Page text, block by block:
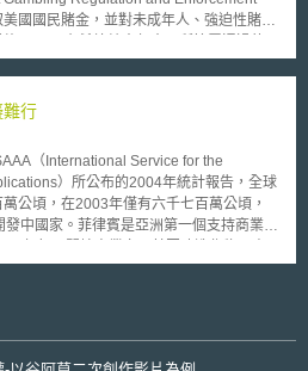
可則由總檢察長依個案酌情例外核准。
）、盡職調查（due diligence）、
，該規則定有民事罰款（37萬美金以
國國民賭金，並對未成年人、強迫性賭
付款給美國司法管轄權外約2300家的賭
不止於此，WTO也稍早議決美國的此限
的審理與取得將透過財政部防制洗錢法的
供姓名、地址、出生日期與相關身分證明
Billings
增加兩億美金的賭博稅收。
行
（International Service for the
）所公布的2004年統計報告，全球
公頃，在2003年僅有六千七百萬公頃，
中國家。菲律賓是亞洲第一個支持商業化
種栽培並不普遍，也未被消費者、農夫及麵
稻米對於環境安
預知的，綠色和平組織抗議菲律賓政府加